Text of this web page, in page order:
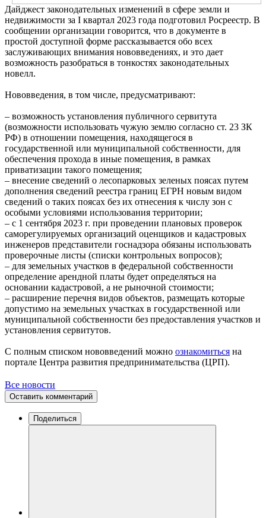
Дайджест законодательных изменений в сфере земли и
недвижимости за I квартал 2023 года подготовил Росреестр. В
сообщении организации говорится, что в документе в
простой доступной форме рассказывается обо всех
заслуживающих внимания нововведениях, и это дает
возможность разобраться в тонкостях законодательных
новелл.
Нововведения, в том числе, предусматривают:
– возможность установления публичного сервитута
(возможности использовать чужую землю согласно ст. 23 ЗК
РФ) в отношении помещения, находящегося в
государственной или муниципальной собственности, для
обеспечения прохода в иные помещения, в рамках
приватизации такого помещения;
– внесение сведений о лесопарковых зеленых поясах путем
дополнения сведений реестра границ ЕГРН новым видом
сведений о таких поясах без их отнесения к числу зон с
особыми условиями использования территории;
– с 1 сентября 2023 г. при проведении плановых проверок
саморегулируемых организаций оценщиков и кадастровых
инженеров представители госнадзора обязаны использовать
проверочные листы (списки контрольных вопросов);
– для земельных участков в федеральной собственности
определение арендной платы будет определяться на
основании кадастровой, а не рыночной стоимости;
– расширение перечня видов объектов, размещать которые
допустимо на земельных участках в государственной или
муниципальной собственности без предоставления участков и
установления сервитутов.
С полным списком нововведений можно ознакомиться на
портале Центра развития предпринимательства (ЦРП).
Все новости
Оставить комментарий
Поделиться